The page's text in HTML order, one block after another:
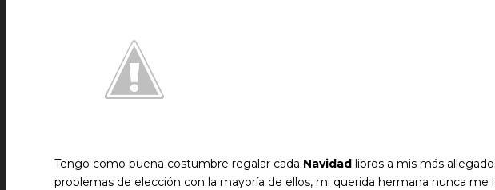
Tengo como buena costumbre regalar cada Navidad libros a mis más
problemas de elección con la mayoría de ellos, mi querida hermana nunca me